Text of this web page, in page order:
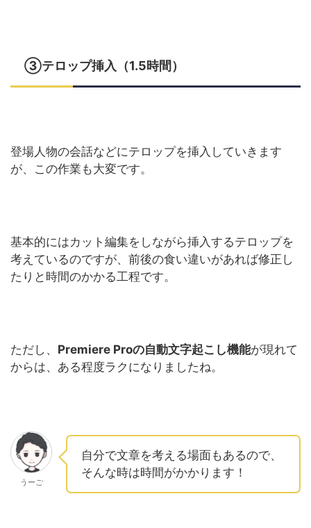
③テロップ挿入（1.5時間）
登場人物の会話などにテロップを挿入していきます
が、この作業も大変です。
基本的にはカット編集をしながら挿入するテロップを
考えているのですが、前後の食い違いがあれば修正し
たりと時間のかかる工程です。
ただし、 Premiere Proの自動文字起こし機能が現れて
からは、ある程度ラクになりましたね。
うーご
自分で文章を考える場面もあるので、
そんな時は時間がかかります！